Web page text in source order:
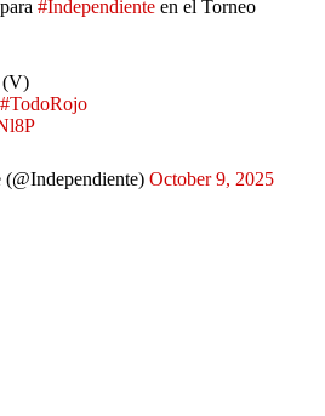
#Independienteen el Torneo
(V)
#TodoRojo
October 9, 2025